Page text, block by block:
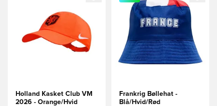
Holland Kasket Club VM
2026 - Orange/Hvid
Frankrig Bøllehat -
Blå/Hvid/Rød